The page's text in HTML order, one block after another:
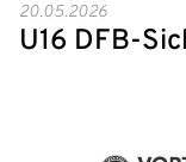
20.05.2026
U16 DFB-